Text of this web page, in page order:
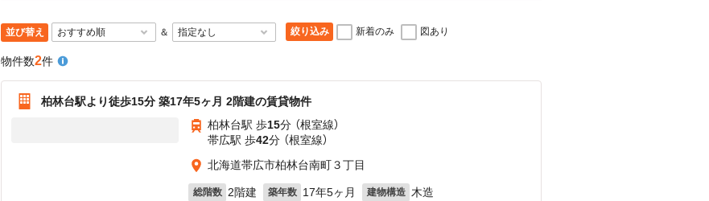
並び替え ＆ 絞り込み 新着のみ 図あり
物件数2件
柏林台駅より徒歩15分 築17年5ヶ月 2階建の賃貸物件
柏林台駅 歩15分 （根室線）
帯広駅 歩42分 （根室線）
北海道帯広市柏林台南町３丁目
総階数 2階建 築年数 17年5ヶ月 建物構造 木造